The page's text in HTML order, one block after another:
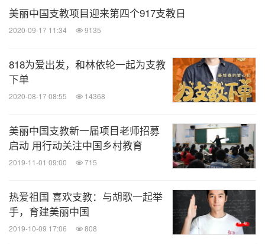
美丽中国支教项目迎来第四个917支教日
2020-09-17 11:34 9135
818为爱出发，和林依轮一起为支教
下单
2020-08-17 08:55 14368
美丽中国支教新一届项目老师招募
启动 用行动关注中国乡村教育
2019-11-01 09:00 715
热爱祖国 喜欢支教：与胡歌一起举
手，育建美丽中国
2019-10-09 17:06 808